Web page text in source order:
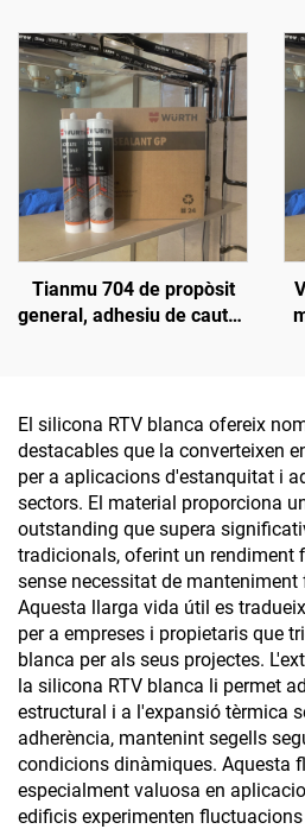
juntures, sellant de
silicona poliuretànic Pu
300 ml
Tianmu 704 de propòsit
general, adhesiu de cautxó
El silicona RTV blanca ofereix
destacables que la converteixen
per a aplicacions d'estanquitat i
sectors. El material proporciona
outstanding que supera
tradicionals, oferint un rendiment
sense necessitat de
Aquesta llarga vida útil es
per a empreses i propietaris que
blanca per als seus projectes.
la silicona RTV blanca li permet
estructural i a l'expansió tèrmica
adherència, mantenint segells
condicions dinàmiques. Aquesta
especialment valuosa en
edificis experimenten